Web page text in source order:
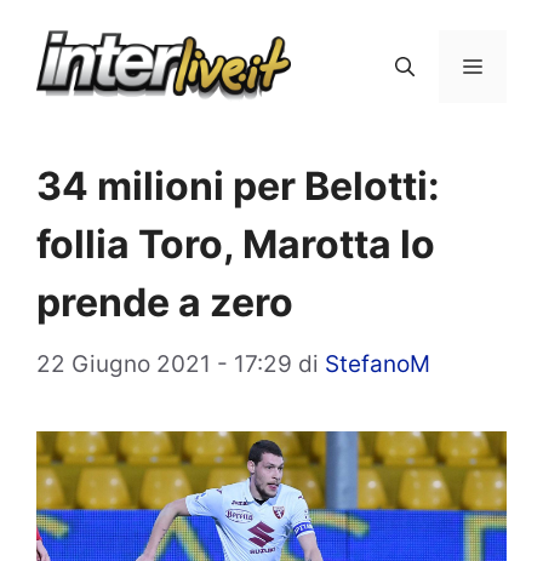
Menu
34 milioni per Belotti:
follia Toro, Marotta lo
prende a zero
22 Giugno 2021 - 17:29 di StefanoM